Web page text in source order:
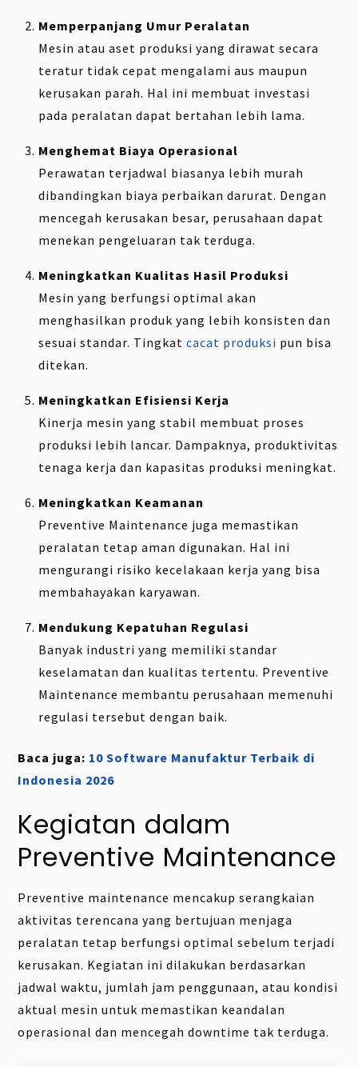
Memperpanjang Umur Peralatan
Mesin atau aset produksi yang dirawat secara
teratur tidak cepat mengalami aus maupun
kerusakan parah. Hal ini membuat investasi
pada peralatan dapat bertahan lebih lama.
Menghemat Biaya Operasional
Perawatan terjadwal biasanya lebih murah
dibandingkan biaya perbaikan darurat. Dengan
mencegah kerusakan besar, perusahaan dapat
menekan pengeluaran tak terduga.
Meningkatkan Kualitas Hasil Produksi
Mesin yang berfungsi optimal akan
menghasilkan produk yang lebih konsisten dan
sesuai standar. Tingkat cacat produksi pun bisa
ditekan.
Meningkatkan Efisiensi Kerja
Kinerja mesin yang stabil membuat proses
produksi lebih lancar. Dampaknya, produktivitas
tenaga kerja dan kapasitas produksi meningkat.
Meningkatkan Keamanan
Preventive Maintenance juga memastikan
peralatan tetap aman digunakan. Hal ini
mengurangi risiko kecelakaan kerja yang bisa
membahayakan karyawan.
Mendukung Kepatuhan Regulasi
Banyak industri yang memiliki standar
keselamatan dan kualitas tertentu. Preventive
Maintenance membantu perusahaan memenuhi
regulasi tersebut dengan baik.
Baca juga: 10 Software Manufaktur Terbaik di
Indonesia 2026
Kegiatan dalam
Preventive Maintenance
Preventive maintenance mencakup serangkaian
aktivitas terencana yang bertujuan menjaga
peralatan tetap berfungsi optimal sebelum terjadi
kerusakan. Kegiatan ini dilakukan berdasarkan
jadwal waktu, jumlah jam penggunaan, atau kondisi
aktual mesin untuk memastikan keandalan
operasional dan mencegah downtime tak terduga.